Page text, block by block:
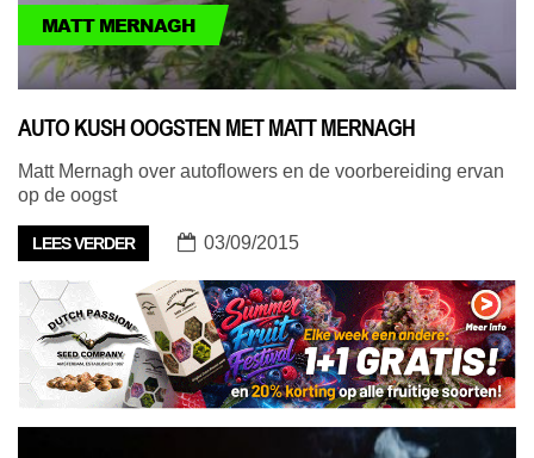
MATT MERNAGH
AUTO KUSH OOGSTEN MET MATT MERNAGH
Matt Mernagh over autoflowers en de voorbereiding ervan
op de oogst
LEES VERDER 03/09/2015